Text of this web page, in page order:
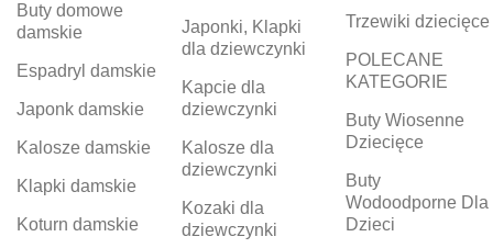
Buty domowe
damskie
Espadryl damskie
Japonk damskie
Kalosze damskie
Klapki damskie
Koturn damskie
Japonki, Klapki
dla dziewczynki
Kapcie dla
dziewczynki
Kalosze dla
dziewczynki
Kozaki dla
dziewczynki
Trzewiki dziecięce
POLECANE
KATEGORIE
Buty Wiosenne
Dziecięce
Buty
Wodoodporne Dla
Dzieci